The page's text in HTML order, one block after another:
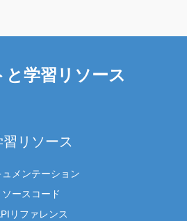
と学習リソース
リソース
ュメンテーション
ソースコード
リファレンス